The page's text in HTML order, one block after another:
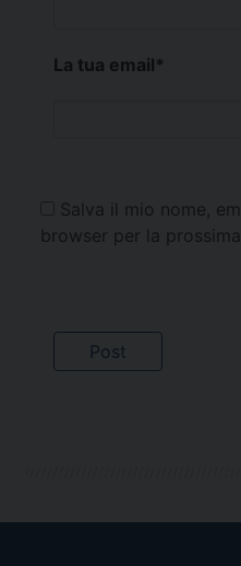
La tua email*
Salva il mio nome,
browser per la